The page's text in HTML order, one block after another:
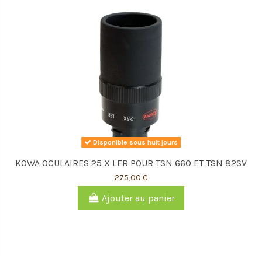
Disponible sous huit jours
KOWA OCULAIRES 25 X LER POUR TSN 660 ET TSN 82SV
275,00 €
Ajouter au panier